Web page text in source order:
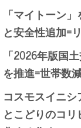
「マイトーン
と安全性追加=
「2026年版国
を推進=世帯数
コスモスイニ
とこどりのコ